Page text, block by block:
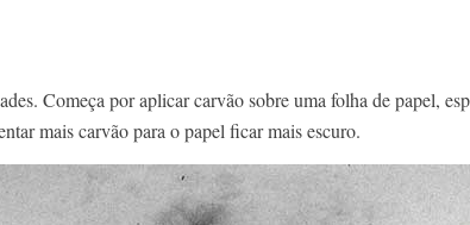
Começa por aplicar carvão sobre uma folha de papel,
mais carvão para o papel ficar mais escuro.